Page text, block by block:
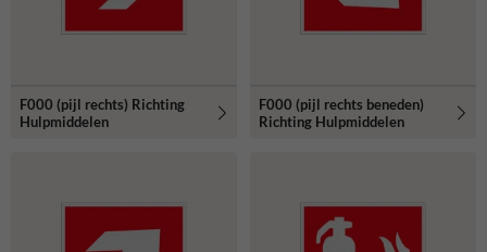
F000 (pijl rechts) Richting
Hulpmiddelen
F000 (pijl rechts beneden)
Richting Hulpmiddelen